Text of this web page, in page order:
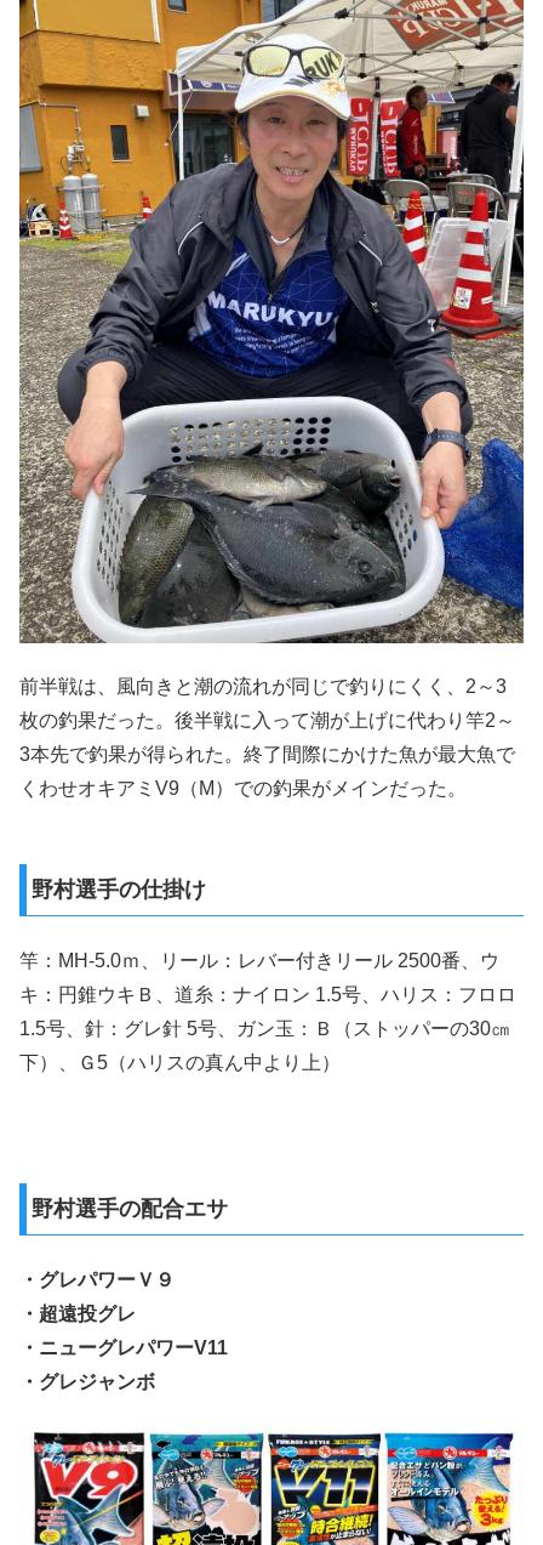
前半戦は、風向きと潮の流れが同じで釣りにくく、2～3
枚の釣果だった。後半戦に入って潮が上げに代わり竿2～
3本先で釣果が得られた。終了間際にかけた魚が最大魚で
くわせオキアミV9（M）での釣果がメインだった。
野村選手の仕掛け
竿：MH-5.0ｍ、リール：レバー付きリール 2500番、ウ
キ：円錐ウキＢ、道糸：ナイロン 1.5号、ハリス：フロロ
1.5号、針：グレ針 5号、ガン玉：Ｂ（ストッパーの30㎝
下）、Ｇ5（ハリスの真ん中より上）
野村選手の配合エサ
・グレパワーＶ９
・超遠投グレ
・ニューグレパワーV11
・グレジャンボ